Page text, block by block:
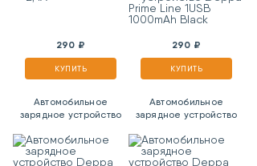
290 ₽
КУПИТЬ
290 ₽
КУПИТЬ
Автомобильное
зарядное устройство
8-pin 2100mAh White
Автомобильное
зарядное устройство
micro USB 2100mAh
Black